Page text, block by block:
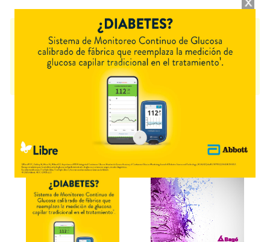
trospio,cloruroy se indica como
Antiespasmódico vesical. Es producido porBioly cuenta con 1
presentación disponible.
Algunas presentaciones cuentan con cobertura PAMI. Producto
Otros productos controspio,cloruro
Otros productos deBiol